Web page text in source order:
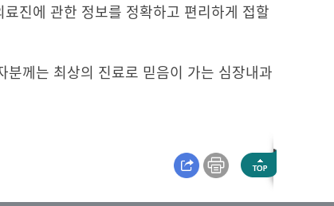
진에 관한 정보를 정확하고 편리하게 접할
께는 최상의 진료로 믿음이 가는 심장내과